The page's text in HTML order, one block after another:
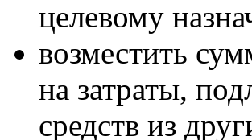
целевому
возместить
на затраты,
средств из